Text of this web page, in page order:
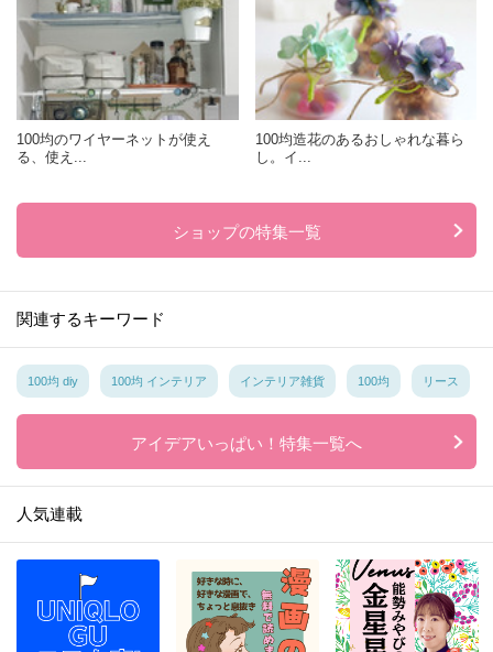
100均のワイヤーネットが使え
る、使え...
100均造花のあるおしゃれな暮ら
し。イ...
ショップの特集一覧
関連するキーワード
100均 diy 100均 インテリア インテリア雑貨 100均 リース
アイデアいっぱい！特集一覧へ
人気連載